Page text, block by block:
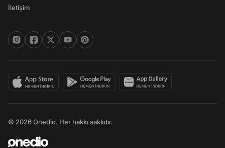
İletişim
© 2026 Onedio. Her hakkı saklıdır.